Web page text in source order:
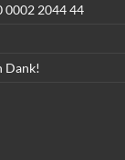
0002 2044 44
Dank!